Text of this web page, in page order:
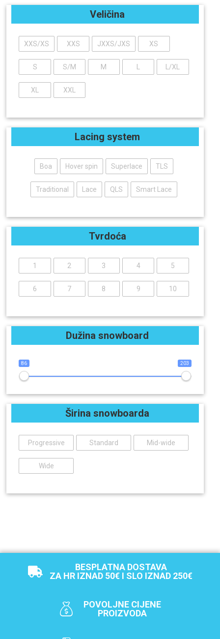
Veličina
XXS/XS XXS JXXS/JXS XS
S S/M M L L/XL
XL XXL
Lacing system
Boa Hover spin Superlace TLS
Traditional Lace QLS Smart Lace
Tvrdoća
1 2 3 4 5
6 7 8 9 10
Dužina snowboard
86 203
Širina snowboarda
Progressive Standard Mid-wide
Wide
BESPLATNA DOSTAVA
ZA HR IZNAD 50€ I SLO IZNAD 250€
POVOLJNE CIJENE
PROIZVODA